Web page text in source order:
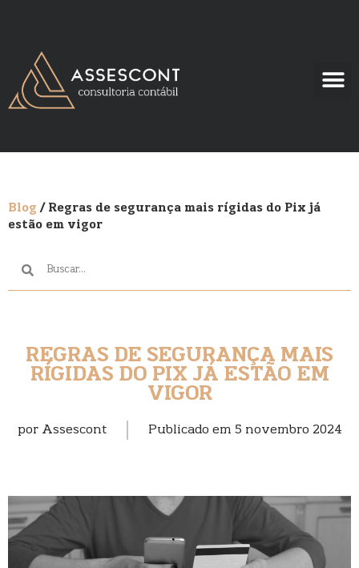
Blog/ Regras de segurança mais rígidas do Pix já
estão em vigor
REGRAS DE SEGURANÇA MAIS
RÍGIDAS DO PIX JÁ ESTÃO EM
VIGOR
por Assescont Publicado em 5 novembro 2024